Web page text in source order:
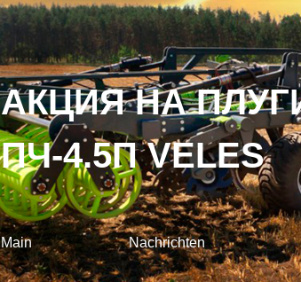
АКЦИЯ НА
ПЧ-4.5П VELES
Main Nachrichten